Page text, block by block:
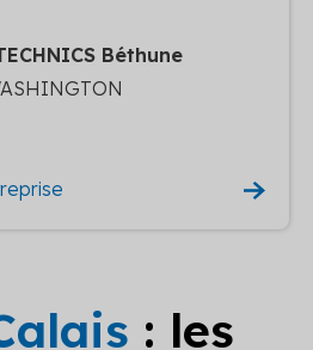
Béthune
: les